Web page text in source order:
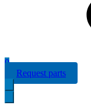
0
Request parts